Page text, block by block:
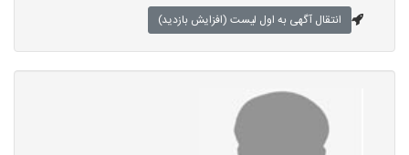
انتقال آگهی به اول لیست (افزایش بازدید)